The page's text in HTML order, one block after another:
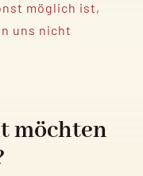
möglich ist,
uns nicht
möchten